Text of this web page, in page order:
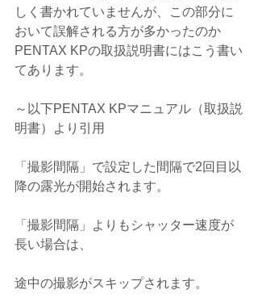
しく書かれていませんが、この部分に
おいて誤解される方が多かったのか
PENTAX KPの取扱説明書にはこう書い
てあります。
～以下PENTAX KPマニュアル（取扱説
明書）より引用
「撮影間隔」で設定した間隔で2回目以
降の露光が開始されます。
「撮影間隔」よりもシャッター速度が
長い場合は、
途中の撮影がスキップされます。